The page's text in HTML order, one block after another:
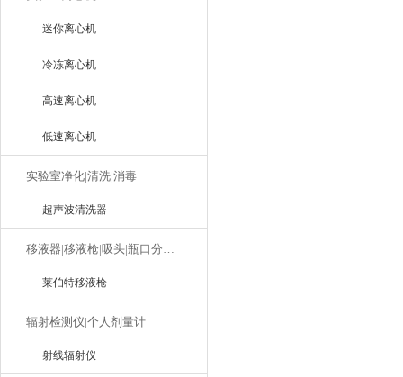
迷你离心机
冷冻离心机
高速离心机
低速离心机
实验室净化|清洗|消毒
超声波清洗器
移液器|移液枪|吸头|瓶口分液器
莱伯特移液枪
辐射检测仪|个人剂量计
射线辐射仪